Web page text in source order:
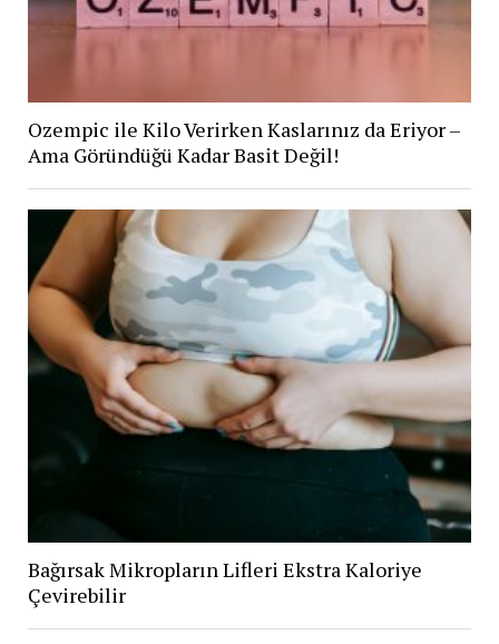
Ozempic ile Kilo Verirken Kaslarınız da Eriyor –
Ama Göründüğü Kadar Basit Değil!
Bağırsak Mikropların Lifleri Ekstra Kaloriye
Çevirebilir